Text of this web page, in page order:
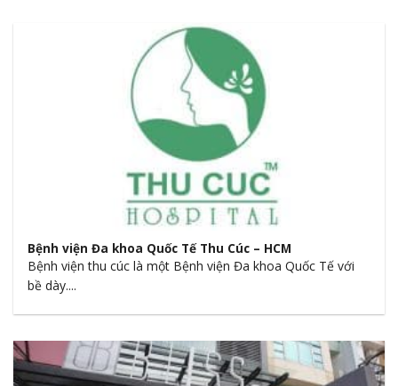
Bệnh viện Đa khoa Quốc Tế Thu Cúc – HCM
Bệnh viện thu cúc là một Bệnh viện Đa khoa Quốc Tế với
bề dày....